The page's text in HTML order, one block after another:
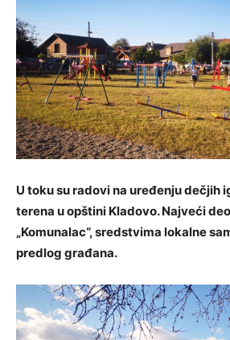
U toku su radovi na uređenju dečjih
terena u opštini Kladovo. Najveći
„Komunalac“, sredstvima lokalne
predlog građana.